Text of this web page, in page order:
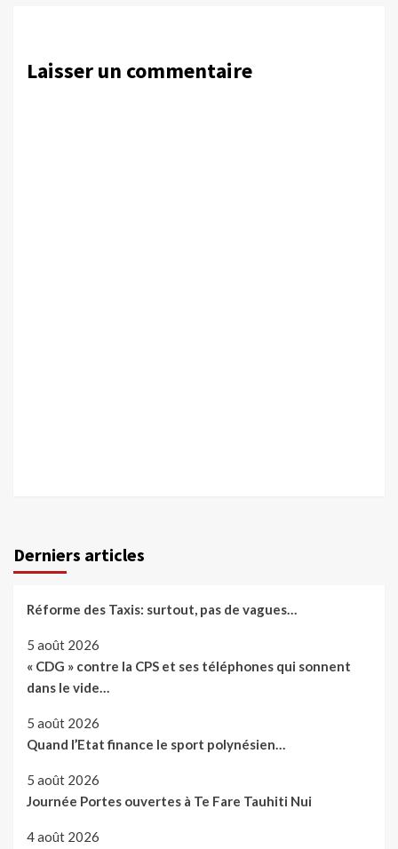
Laisser un commentaire
Derniers articles
Réforme des Taxis: surtout, pas de vagues…
5 août 2026
« CDG » contre la CPS et ses téléphones qui sonnent
dans le vide…
5 août 2026
Quand l’Etat finance le sport polynésien…
5 août 2026
Journée Portes ouvertes à Te Fare Tauhiti Nui
4 août 2026